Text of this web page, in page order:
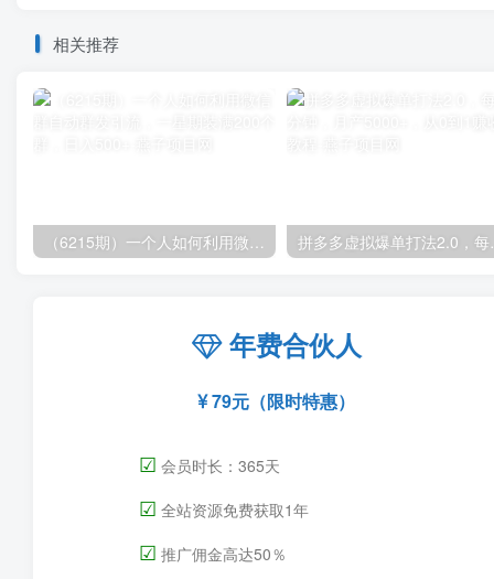
相关推荐
（6215期）一个人如何利用微信群自动群发引流，一星期装满200个群，日入500+ 拼多多
年费合伙人
79元（限时特惠）
☑ 会员时长：365天
☑ 全站资源免费获取1年
☑ 推广佣金高达50％